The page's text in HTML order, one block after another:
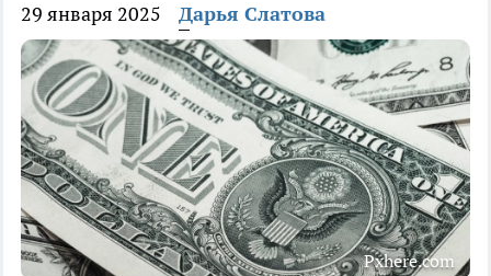
29 января 2025 Дарья Слатова
Pxhere.com